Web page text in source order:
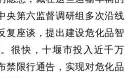
央第六监督调研组多次沿线
复座谈，提出建设危化品智
很快，十堰市投入近千万
禁限行通告，实现对危化品